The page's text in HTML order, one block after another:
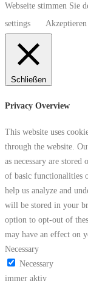
Webseite stimmen Sie
settings
Akzeptieren
Schließen
Privacy Overview
This website uses
through the website.
as necessary are
of basic functionalities
help us analyze and
will be stored in your
option to opt-out of
may have an effect on
Necessary
Necessary
immer aktiv